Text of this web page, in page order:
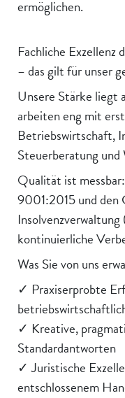
ermöglichen.
Fachliche
– das gilt für unser
Unsere Stärke liegt
arbeiten eng mit
Betriebswirtschaft,
Steuerberatung
Qualität ist
9001:2015 und den
kontinuierliche
Was Sie von uns
✓ Praxiserprobte
✓ Kreative,
Standardantworten
✓ Juristische
entschlossenem